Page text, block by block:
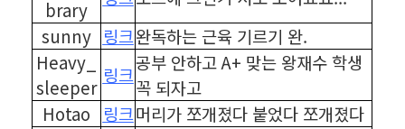
brary
sunny 링크완독하는 근육 기르기 완.
Heavy_
sleeper
링크
공부 안하고 A+ 맞는 왕재수 학생
꼭 되자고
Hotao
링크머리가 쪼개졌다 붙었다 쪼개졌다